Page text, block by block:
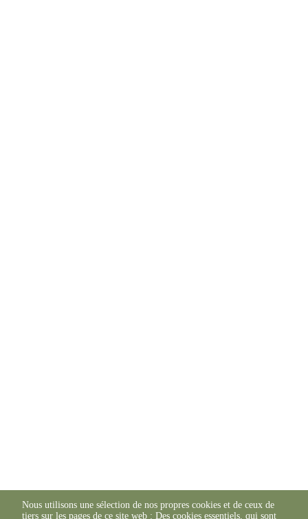
Nous utilisons une sélection de nos propres cookies et de ceux de
tiers sur les pages de ce site web : Des cookies essentiels, qui sont